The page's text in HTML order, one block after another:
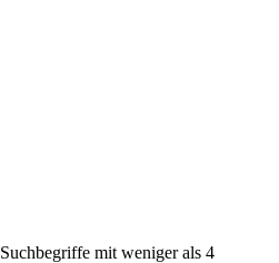
Suchbegriffe mit weniger als 4